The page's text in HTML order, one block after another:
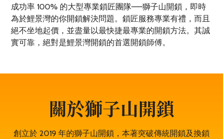
成功率 100% 的大型專業鎖匠團隊——獅子山開鎖，即時
為於鯉景灣的你開鎖解決問題。鎖匠服務專業有禮，而且
絕不坐地起價，並盡量以最快捷最專業的開鎖方法。其誠
實可靠，絕對是鯉景灣開鎖的首選開鎖師傅。
關於獅子山開鎖
創立於 2019 年的獅子山開鎖，本著突破傳統開鎖及換鎖